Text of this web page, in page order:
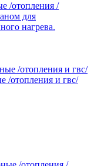
/отопления /
для
нагрева.
/отопления и гвс/